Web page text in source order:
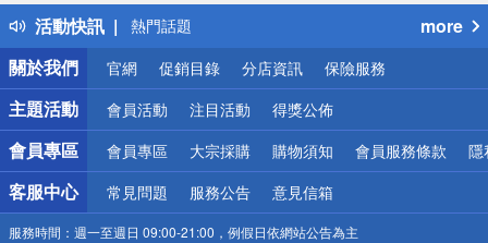
活動快訊
熱門話題
銀行優惠
偏遠地區配送
詐騙網頁！請小心！
more
關於我們
官網 促銷目錄 分店資訊 保險服務
主題活動 會員活動 注目活動 得獎公佈
會員專區 會員專區 大宗採購 購物須知 會員服務條款 隱
客服中心 常見問題 服務公告 意見信箱
服務時間： 週一至週日 09:00-21:00，例假日依網站公告為主